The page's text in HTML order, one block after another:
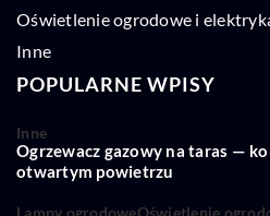
Oświetlenie ogrodowe i
Inne
POPULARNE WPISY
Inne
Ogrzewacz gazowy na taras —
otwartym powietrzu